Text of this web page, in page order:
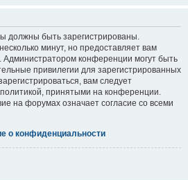
должны быть зарегистрированы.
минут, но предоставляет вам
конференции могут быть
привилегии для зарегистрированных
вам следует
принятыми на конференции.
на форумах означает согласие со всеми
о конфиденциальности